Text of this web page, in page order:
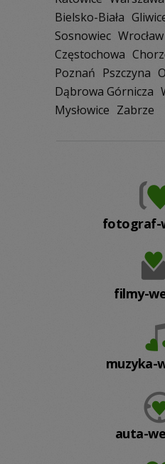
Bielsko-Biała
Sosnowiec Wrocław
Częstochowa
Poznań Pszczyna
Dąbrowa Górnicza
Mysłowice Zabrze
fotograf-
filmy-
muzyka-
auta-